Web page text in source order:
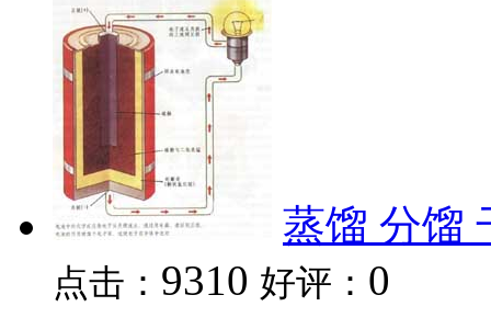
蒸馏 分馏
点击： 9310 好评： 0